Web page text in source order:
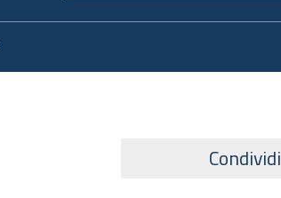
Condividi